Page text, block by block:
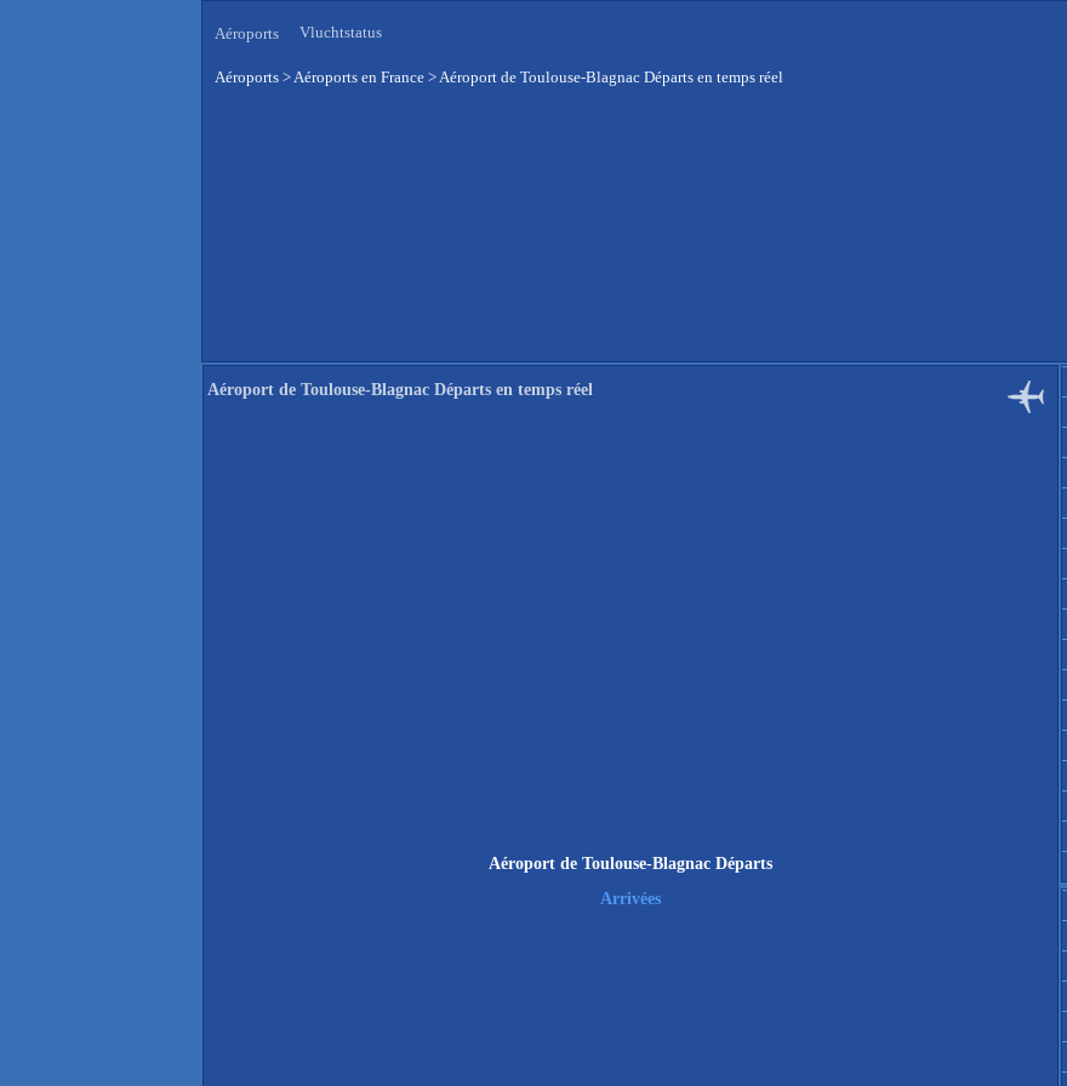
Aéroports Vluchtstatus
Aéroports >Aéroports en France >Aéroport de Toulouse-Blagnac Départs en temps réel
Aéroport de Toulouse-Blagnac Départs en temps réel
Aéroport de Toulouse-Blagnac Départs
Arrivées